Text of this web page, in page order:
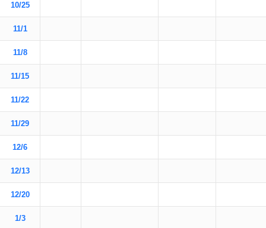
10/25
11/1
11/8
11/15
11/22
11/29
12/6
12/13
12/20
1/3